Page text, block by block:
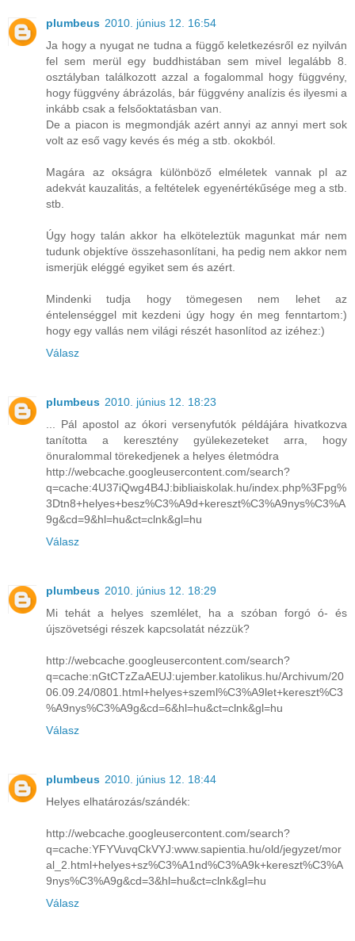
plumbeus 2010. június 12. 16:54
Ja hogy a nyugat ne tudna a függő keletkezésről ez nyilván
fel sem merül egy buddhistában sem mivel legalább 8.
osztályban találkozott azzal a fogalommal hogy függvény,
hogy függvény ábrázolás, bár függvény analízis és ilyesmi a
inkább csak a felsőoktatásban van.
De a piacon is megmondják azért annyi az annyi mert sok
volt az eső vagy kevés és még a stb. okokból.
Magára az okságra különböző elméletek vannak pl az
adekvát kauzalitás, a feltételek egyenértékűsége meg a stb.
stb.
Úgy hogy talán akkor ha elköteleztük magunkat már nem
tudunk objektíve összehasonlítani, ha pedig nem akkor nem
ismerjük eléggé egyiket sem és azért.
Mindenki tudja hogy tömegesen nem lehet az
éntelenséggel mit kezdeni úgy hogy én meg fenntartom:)
hogy egy vallás nem világi részét hasonlítod az izéhez:)
Válasz
plumbeus 2010. június 12. 18:23
... Pál apostol az ókori versenyfutók példájára hivatkozva
tanította a keresztény gyülekezeteket arra, hogy
önuralommal törekedjenek a helyes életmódra
http://webcache.googleusercontent.com/search?
q=cache:4U37iQwg4B4J:bibliaiskolak.hu/index.php%3Fpg%
3Dtn8+helyes+besz%C3%A9d+kereszt%C3%A9nys%C3%A
9g&cd=9&hl=hu&ct=clnk&gl=hu
Válasz
plumbeus 2010. június 12. 18:29
Mi tehát a helyes szemlélet, ha a szóban forgó ó- és
újszövetségi részek kapcsolatát nézzük?
http://webcache.googleusercontent.com/search?
q=cache:nGtCTzZaAEUJ:ujember.katolikus.hu/Archivum/20
06.09.24/0801.html+helyes+szeml%C3%A9let+kereszt%C3
%A9nys%C3%A9g&cd=6&hl=hu&ct=clnk&gl=hu
Válasz
plumbeus 2010. június 12. 18:44
Helyes elhatározás/szándék:
http://webcache.googleusercontent.com/search?
q=cache:YFYVuvqCkVYJ:www.sapientia.hu/old/jegyzet/mor
al_2.html+helyes+sz%C3%A1nd%C3%A9k+kereszt%C3%A
9nys%C3%A9g&cd=3&hl=hu&ct=clnk&gl=hu
Válasz